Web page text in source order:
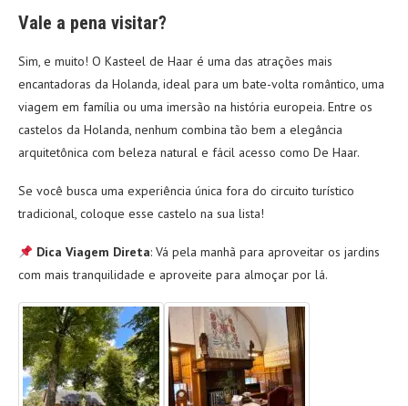
Vale a pena visitar?
Sim, e muito! O Kasteel de Haar é uma das atrações mais
encantadoras da Holanda, ideal para um bate-volta romântico, uma
viagem em família ou uma imersão na história europeia. Entre os
castelos da Holanda, nenhum combina tão bem a elegância
arquitetônica com beleza natural e fácil acesso como De Haar.
Se você busca uma experiência única fora do circuito turístico
tradicional, coloque esse castelo na sua lista!
Dica Viagem Direta: Vá pela manhã para aproveitar os jardins
com mais tranquilidade e aproveite para almoçar por lá.